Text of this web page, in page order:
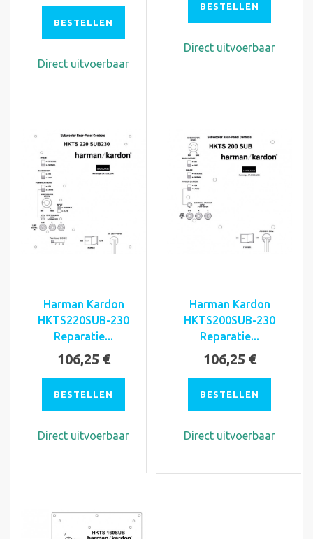
BESTELLEN
Direct uitvoerbaar
BESTELLEN
Direct uitvoerbaar
Harman Kardon
HKTS220SUB-230
Reparatie...
106,25 €
BESTELLEN
Direct uitvoerbaar
Harman Kardon
HKTS200SUB-230
Reparatie...
106,25 €
BESTELLEN
Direct uitvoerbaar